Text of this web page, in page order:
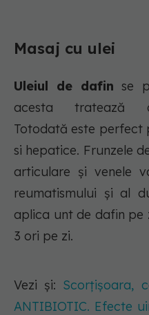
Masaj cu ulei
Uleiul de dafin se
acesta tratează
Totodată este perfect
si hepatice. Frunzele
articulare și venele
reumatismului și al
aplica unt de dafin
3 ori pe zi.
Vezi și: Scorțișoara,
ANTIBIOTIC. Efecte